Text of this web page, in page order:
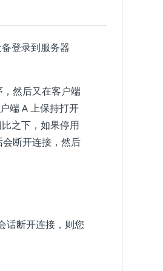
登录到服务器
然后又在客户端
端 A 上保持打开
之下，如果停用
断开连接，然后
话断开连接，则您